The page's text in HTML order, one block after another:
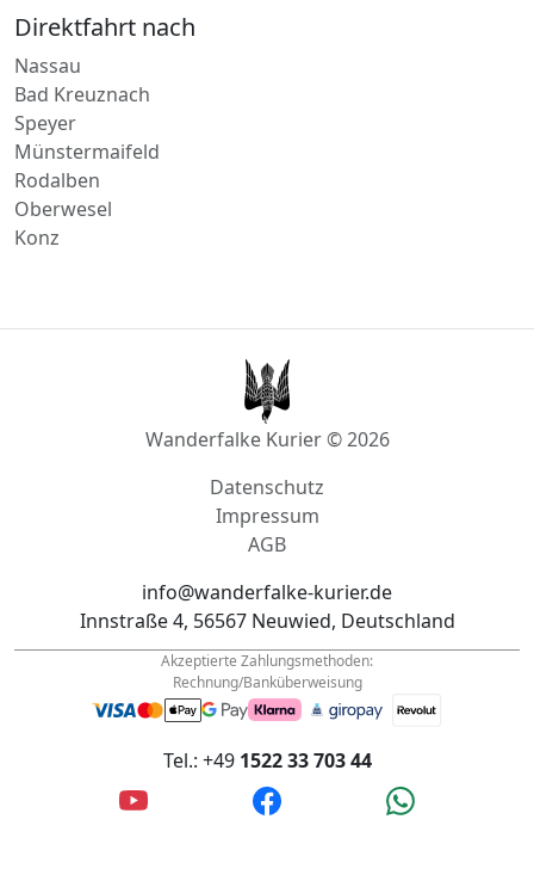
Nassau
Hagenbach
Direktfahrt nach
Nassau
Bad Kreuznach
Speyer
Münstermaifeld
Konz
Wanderfalke Kurier © 2026
Impressum
AGB
info@wanderfalke-kurier.de
Innstraße 4, 56567 Neuwied, Deutschland
Rechnung/Banküberweisung